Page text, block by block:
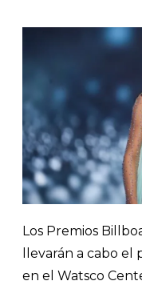
Los Premios
llevarán a cabo
en el Watsco